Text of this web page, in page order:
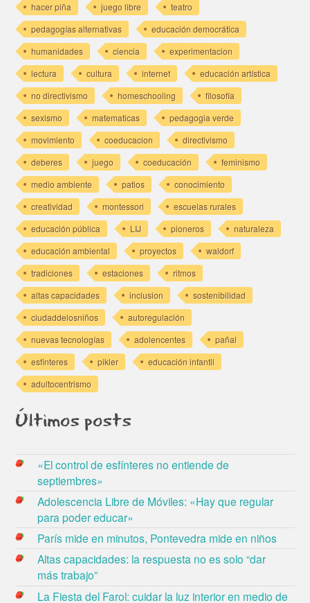
hacer piña
juego libre
teatro
pedagogías alternativas
educación democrática
humanidades
ciencia
experimentacion
lectura
cultura internet
educación artística
no directivismo
homeschooling
filosofía
sexismo
matematicas
pedagogia verde
movimiento
coeducacion
directivismo
deberes
juego coeducación
feminismo
medio ambiente
patios
conocimiento
creatividad
montessori
escuelas rurales
educación pública
LIJ pioneros
naturaleza
educación ambiental
proyectos
waldorf
tradiciones
estaciones
ritmos
altas capacidades
inclusion
sostenibilidad
ciudaddelosniños
autoregulación
nuevas tecnologías
adolencentes
pañal
esfinteres
pikler
educación infantil
adultocentrismo
Últimos posts
«El control de esfínteres no entiende de
septiembres»
Adolescencia Libre de Móviles: «Hay que regular
para poder educar»
París mide en minutos, Pontevedra mide en niños
Altas capacidades: la respuesta no es solo “dar
más trabajo”
La Fiesta del Farol: cuidar la luz interior en medio de